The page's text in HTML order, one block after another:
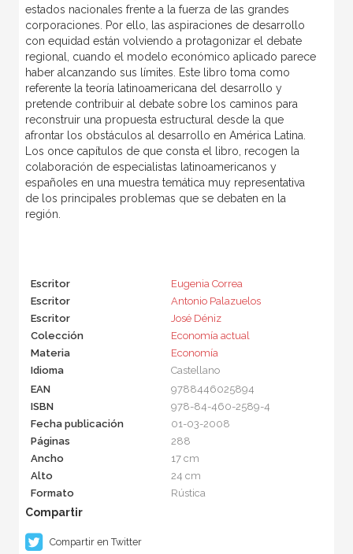
estados nacionales frente a la fuerza de las grandes
corporaciones. Por ello, las aspiraciones de desarrollo
con equidad están volviendo a protagonizar el debate
regional, cuando el modelo económico aplicado parece
haber alcanzando sus límites. Este libro toma como
referente la teoría latinoamericana del desarrollo y
pretende contribuir al debate sobre los caminos para
reconstruir una propuesta estructural desde la que
afrontar los obstáculos al desarrollo en América Latina.
Los once capítulos de que consta el libro, recogen la
colaboración de especialistas latinoamericanos y
españoles en una muestra temática muy representativa
de los principales problemas que se debaten en la
región.
Escritor
Eugenia Correa
Escritor
Antonio Palazuelos
Escritor
José Déniz
Colección
Economía actual
Materia
Economía
Idioma
Castellano
EAN
9788446025894
ISBN
978-84-460-2589-4
Fecha publicación
01-03-2008
Páginas
288
Ancho
17 cm
Alto
24 cm
Formato
Rústica
Compartir en Twitter